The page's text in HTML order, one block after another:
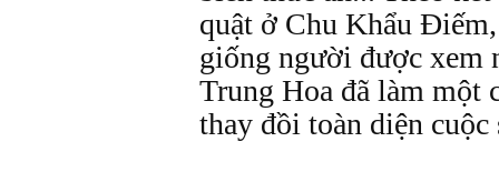
quật ở Chu Khẩu
giống người được xem
Trung Hoa đã làm một
thay đồi toàn diện